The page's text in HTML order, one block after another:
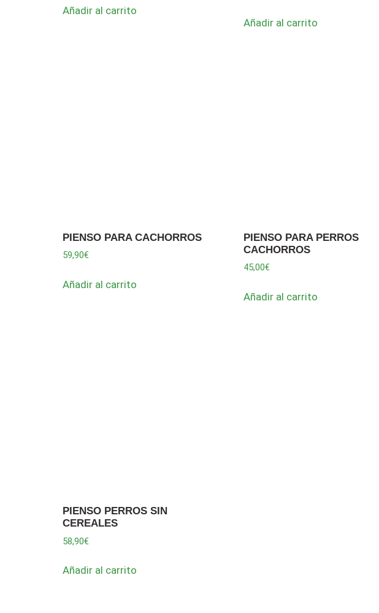
Añadir al carrito
Añadir al carrito
PIENSO PARA CACHORROS
59,90€
Añadir al carrito
PIENSO PARA PERROS
CACHORROS
45,00€
Añadir al carrito
PIENSO PERROS SIN
CEREALES
58,90€
Añadir al carrito